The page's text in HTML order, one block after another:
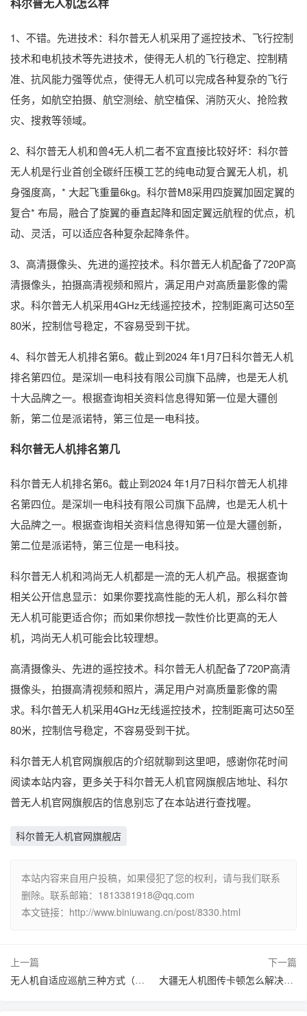
1、不错。先进技术：科尔普无人机采用了遥控技术、飞行控制
技术和电机技术等先进技术，使得无人机的飞行稳定、控制精
准、抗风能力强等优点，使得无人机可以完成各种复杂的飞行
任务，如航空拍摄、航空测绘、航空植保、消防灭火、抢险救
灾、搜救等领域。
2、科尔普无人机和兽4无人机二者不宜直接比较好坏：科尔普
无人机是行业首创全碳纤压模工艺的纯电动复合翼无人机，机
身强度高，* 大起飞重量6kg。科尔普M8采用四旋翼加固定翼的
复合* 布局，融合了旋翼的垂直起降和固定翼远航程的优点，机
动、灵活，可以适应各种复杂起降条件。
3、高清摄像头、先进的遥控技术。科尔普无人机配备了720P高
清摄像头，拍摄高清视频和照片，满足用户对高质量影像的需
求。科尔普无人机采用4GHz无线遥控技术，控制距离可达50至
80米，控制信号稳定，不容易受到干扰。
4、科尔普无人机排名第6。截止到2024 年1月7日科尔普无人机
排名第四位。是深圳一电科技有限公司旗下品牌，也是无人机
十大品牌之一。根据查询相关资料信息得知第一位是大疆创
新，第二位是派诺特，第三位是一电科技。
科尔普无人机排名第几
科尔普无人机排名第6。截止到2024 年1月7日科尔普无人机排
名第四位。是深圳一电科技有限公司旗下品牌，也是无人机十
大品牌之一。根据查询相关资料信息得知第一位是大疆创新，
第二位是派诺特，第三位是一电科技。
科尔普无人机和鸿尚无人机都是一流的无人机产品。根据查询
相关公开信息显示：如果你要找高性能的无人机，那么科尔普
无人机可能更适合你；而如果你想找一款性价比更高的无人
机，鸿尚无人机可能会比较理想。
高清摄像头、先进的遥控技术。科尔普无人机配备了720P高清
摄像头，拍摄高清视频和照片，满足用户对高质量影像的需
求。科尔普无人机采用4GHz无线遥控技术，控制距离可达50至
80米，控制信号稳定，不容易受到干扰。
科尔普无人机官网旗舰店的介绍就聊到这里吧，感谢你花时间
阅读本站内容，更多关于科尔普无人机官网旗舰店地址、科尔
普无人机官网旗舰店的信息别忘了在本站进行查找喔。
科尔普无人机官网旗舰店
本站内容来自用户投稿，如果侵犯了您的权利，请与我们联系
删除。联系邮箱：1813381918@qq.com
本文链接：http://www.biniuwang.cn/post/8330.html
上一篇
无人机自适应巡航三种方式（无人机自动巡航怎么弄）
下一篇
大疆无人机图传卡顿怎么解决（大疆无人机传图原理）